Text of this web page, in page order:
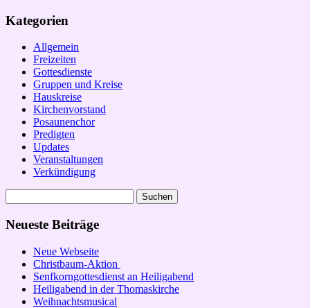
Kategorien
Allgemein
Freizeiten
Gottesdienste
Gruppen und Kreise
Hauskreise
Kirchenvorstand
Posaunenchor
Predigten
Updates
Veranstaltungen
Verkündigung
nach:
Neueste Beiträge
Neue Webseite
Christbaum-Aktion
Senfkorngottesdienst an Heiligabend
Heiligabend in der Thomaskirche
Weihnachtsmusical